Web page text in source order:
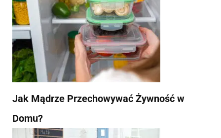
Jak Mądrze Przechowywać Żywność w
Domu?